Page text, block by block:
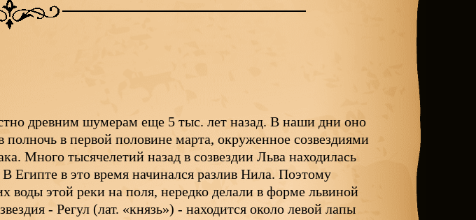
древним шумерам еще 5 тыс. лет назад. В наши дни оно
в первой половине марта, окруженное созвездиями
Много тысячелетий назад в созвездии Льва находилась
В Египте в это время начинался разлив Нила. Поэтому
воды этой реки на поля, нередко делали в форме львиной
- Регул (лат. «князь») - находится около левой лапы